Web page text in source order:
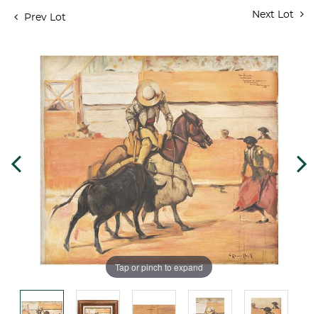
Prev Lot Next Lot
Tap or pinch to expand